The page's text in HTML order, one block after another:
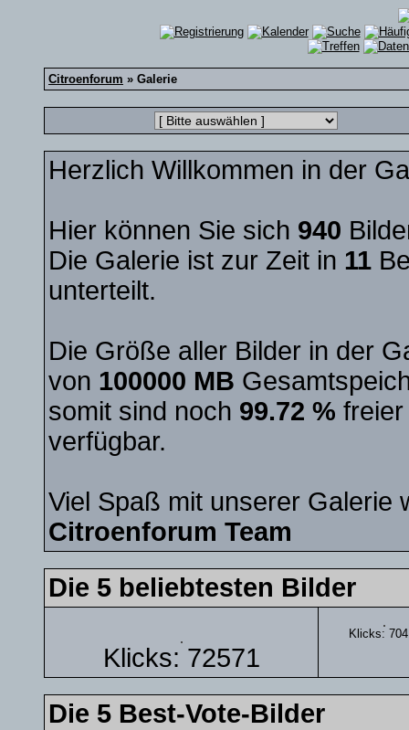
Citroenforum » Galerie
Herzlich Willkommen in der
Hier können Sie sich 940
Die Galerie ist zur Zeit in 11
unterteilt.
Die Größe aller Bilder in der
von 100000 MB
somit sind noch 99.72 %
verfügbar.
Viel Spaß mit unserer Galerie
Citroenforum Team
Die 5 beliebtesten Bilder
Klicks: 72571
Klicks:
Die 5 Best-Vote-Bilder